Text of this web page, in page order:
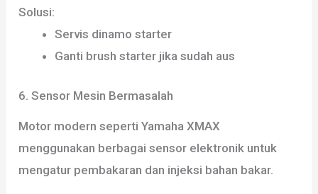
Solusi:
Servis dinamo starter
Ganti brush starter jika sudah aus
6. Sensor Mesin Bermasalah
Motor modern seperti Yamaha XMAX
menggunakan berbagai sensor elektronik untuk
mengatur pembakaran dan injeksi bahan bakar.